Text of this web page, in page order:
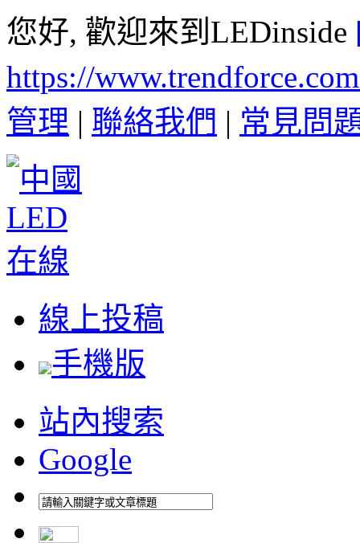
您好, 歡迎來到LEDinside
https://
管理 | 聯絡我們 | 常見問
線上投稿
手機版
站內搜索
Google